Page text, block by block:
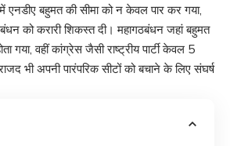
एनडीए बहुमत की सीमा को न केवल पार कर गया,
को करारी शिकस्त दी। महागठबंधन जहां बहुमत
गया, वहीं कांग्रेस जैसी राष्ट्रीय पार्टी केवल 5
भी अपनी पारंपरिक सीटों को बचाने के लिए संघर्ष